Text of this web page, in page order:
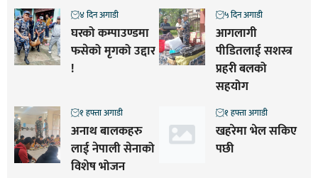
घरको कम्पाउण्डमा
फसेको मृगको उद्दार
!
४ दिन अगाडी
आगलागी
पीडितलाई सशस्त्र
प्रहरी बलको
सहयोग
५ दिन अगाडी
अनाथ बालकहरु
लाई नेपाली सेनाको
विशेष भोजन
१ हफ्ता अगाडी
खहरेमा भेल सकिए
पछी
१ हफ्ता अगाडी